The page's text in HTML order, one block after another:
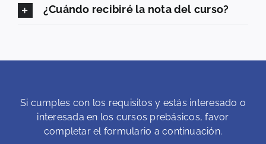
¿Cuándo recibiré la nota del curso?
Si cumples con los requisitos y estás interesado o
interesada en los cursos prebásicos, favor
completar el formulario a continuación.